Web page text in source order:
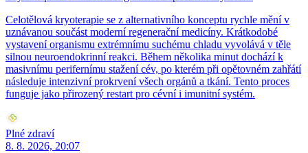
Celotělová kryoterapie se z alternativního konceptu rychle mění v
uznávanou součást moderní regenerační medicíny. Krátkodobé
vystavení organismu extrémnímu suchému chladu vyvolává v těle
silnou neuroendokrinní reakci. Během několika minut dochází k
masivnímu perifernímu stažení cév, po kterém při opětovném zahřátí
následuje intenzivní prokrvení všech orgánů a tkání. Tento proces
funguje jako přirozený restart pro cévní i imunitní systém.
Plné zdraví
8. 8. 2026, 20:07